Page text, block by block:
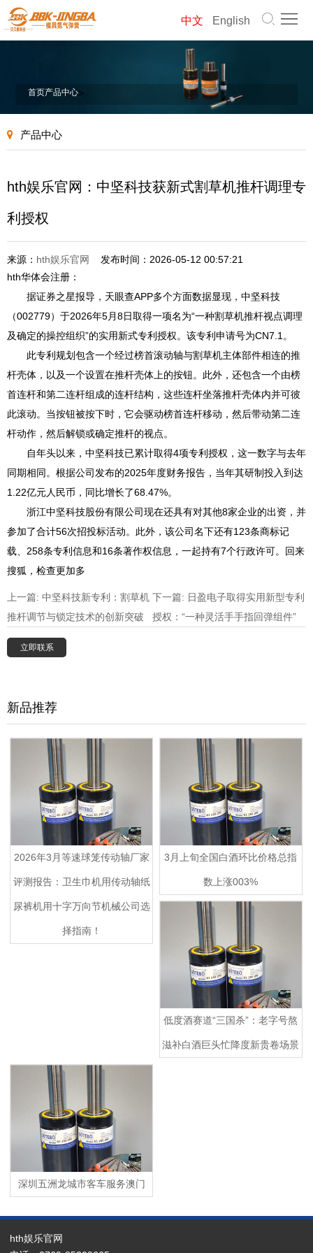
中文 English
首
簧
簧
螺
我
闻
资
联
系
们
网
地
首页 >
产品中心
产品中心
hth娱乐官网：中坚科技获新式割草机推杆调理专
利授权
来源： hth娱乐官网 发布时间：2026-05-12 00:57:21
hth华体会注册：
据证券之星报导，天眼查APP多个方面数据显现，中坚科技
（002779）于2026年5月8日取得一项名为“一种割草机推杆视点调理
及确定的操控组织”的实用新式专利授权。该专利申请号为CN7.1。
此专利规划包含一个经过榜首滚动轴与割草机主体部件相连的推
杆壳体，以及一个设置在推杆壳体上的按钮。此外，还包含一个由榜
首连杆和第二连杆组成的连杆结构，这些连杆坐落推杆壳体内并可彼
此滚动。当按钮被按下时，它会驱动榜首连杆移动，然后带动第二连
杆动作，然后解锁或确定推杆的视点。
自年头以来，中坚科技已累计取得4项专利授权，这一数字与去年
同期相同。根据公司发布的2025年度财务报告，当年其研制投入到达
1.22亿元人民币，同比增长了68.47%。
浙江中坚科技股份有限公司现在还具有对其他8家企业的出资，并
参加了合计56次招投标活动。此外，该公司名下还有123条商标记
载、258条专利信息和16条著作权信息，一起持有7个行政许可。回来
搜狐，检查更加多
上一篇: 中坚科技新专利：割草机
推杆调节与锁定技术的创新突破
下一篇: 日盈电子取得实用新型专利
授权：“一种灵活手手指回弹组件”
立即联系
新品推荐
2026年3月等速球笼传动轴厂家
评测报告：卫生巾机用传动轴纸
尿裤机用十字万向节机械公司选
择指南！
3月上旬全国白酒环比价格总指
数上涨003%
低度酒赛道“三国杀”：老字号熬
滋补白酒巨头忙降度新贵卷场景
深圳五洲龙城市客车服务澳门
hth娱乐官网